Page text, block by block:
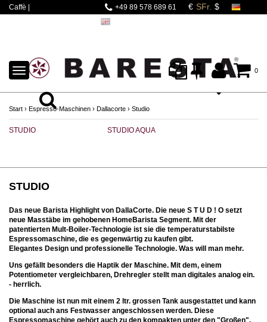
Caffè |
+49 89 578 689 61
0
TOGGLE
NAVIGATION
Start › Espresso-Maschinen › Dallacorte › Studio
STUDIO STUDIO AQUA
STUDIO
Das neue Barista Highlight von DallaCorte. Die neue S T U D ! O setzt
neue Masstäbe im gehobenen HomeBarista Segment. Mit der
patentierten Mult-Boiler-Technologie ist sie die temperaturstabilste
Espressomaschine, die es gegenwärtig zu kaufen gibt.
Elegantes Design und professionelle Technologie. Was will man mehr.
Uns gefällt besonders die Haptik der Maschine. Mit dem, einem
Potentiometer vergleichbaren, Drehregler stellt man digitales analog ein.
- herrlich.
Die Maschine ist nun mit einem 2 ltr. grossen Tank ausgestattet und kann
optional auch ans Festwasser angeschlossen werden. Diese
Espressomaschine gehört auch zu den kompakten unter den "Großen".